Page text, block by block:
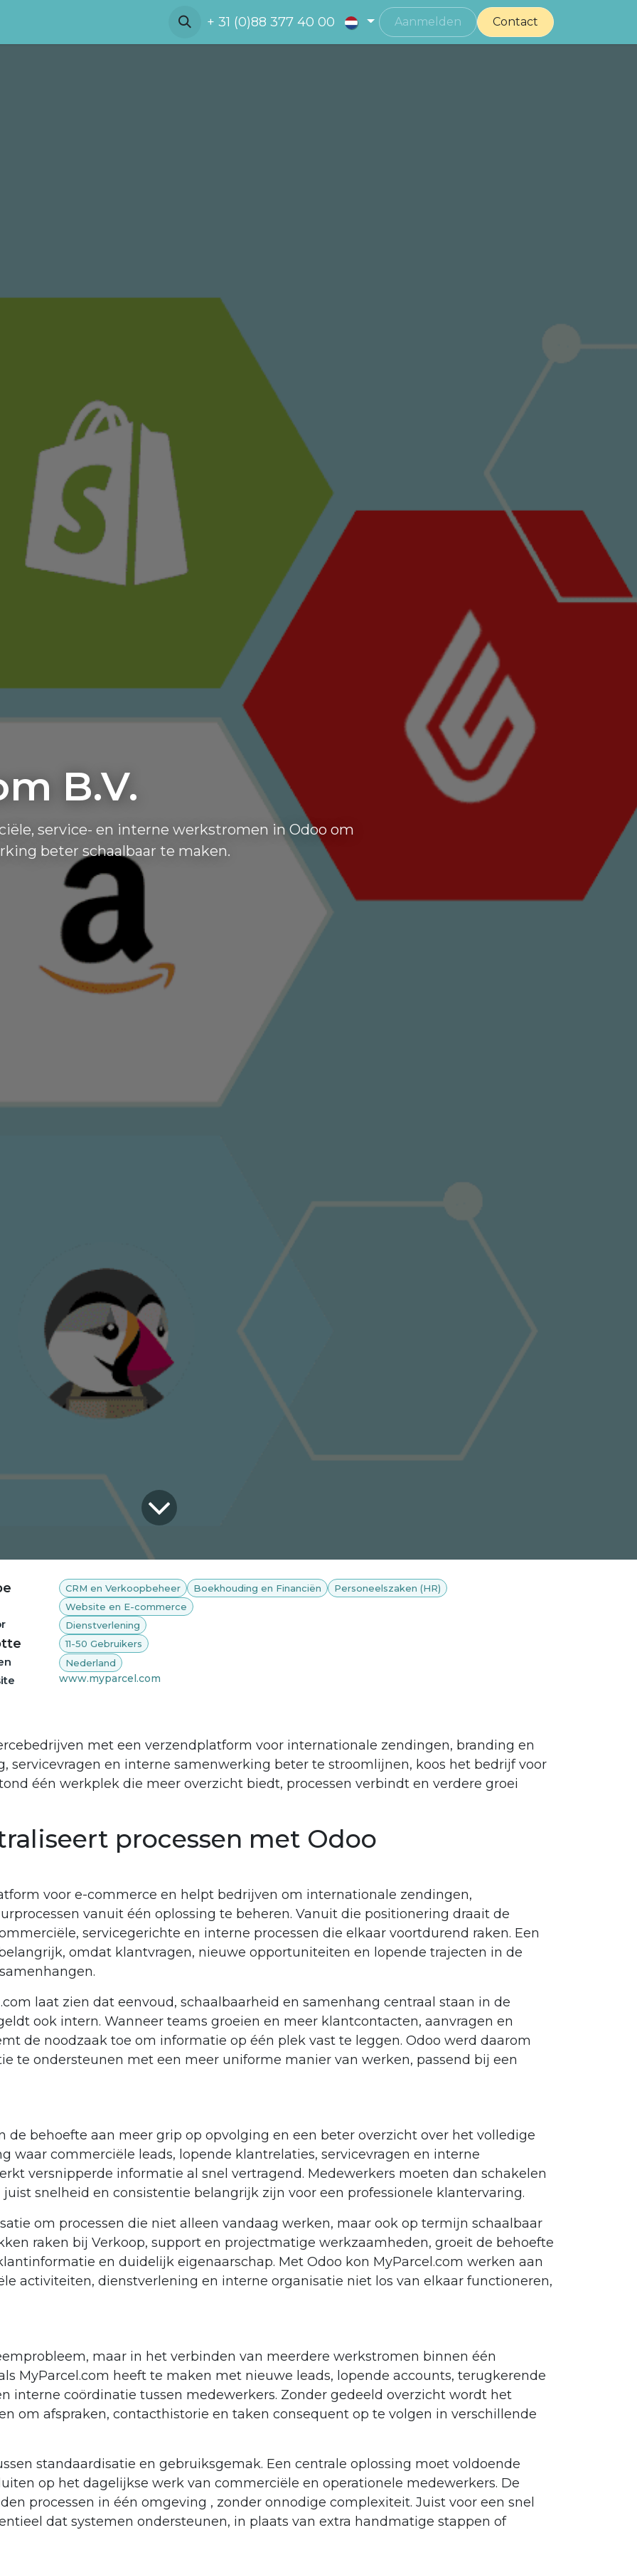
Over ons + 31 (0)88 377 40 00 Aanmelden Contact
B.V.
service- en interne werkstromen in Odoo om
beter schaalbaar te maken.
CRM en Verkoopbeheer Boekhouding en Financiën
Personeelszaken (HR)
Website en E-commerce
Dienstverlening
11-50 Gebruikers
Nederland
www.myparcel.com
met een verzendplatform voor internationale zendingen, branding en
servicevragen en interne samenwerking beter te stroomlijnen, koos het bedrijf voor
één werkplek die meer overzicht biedt, processen verbindt en verdere groei
processen met Odoo
voor e-commerce en helpt bedrijven om internationale zendingen,
vanuit één oplossing te beheren. Vanuit die positionering draait de
servicegerichte en interne processen die elkaar voortdurend raken. Een
omdat klantvragen, nieuwe opportuniteiten en lopende trajecten in de
laat zien dat eenvoud, schaalbaarheid en samenhang centraal staan in de
ook intern. Wanneer teams groeien en meer klantcontacten, aanvragen en
de noodzaak toe om informatie op één plek vast te leggen. Odoo werd daarom
te ondersteunen met een meer uniforme manier van werken, passend bij een
de behoefte aan meer grip op opvolging en een beter overzicht over het volledige
waar commerciële leads, lopende klantrelaties, servicevragen en interne
versnipperde informatie al snel vertragend. Medewerkers moeten dan schakelen
snelheid en consistentie belangrijk zijn voor een professionele klantervaring.
om processen die niet alleen vandaag werken, maar ook op termijn schaalbaar
raken bij Verkoop, support en projectmatige werkzaamheden, groeit de behoefte
en duidelijk eigenaarschap. Met Odoo kon MyParcel.com werken aan
activiteiten, dienstverlening en interne organisatie niet los van elkaar functioneren,
maar in het verbinden van meerdere werkstromen binnen één
MyParcel.com heeft te maken met nieuwe leads, lopende accounts, terugkerende
interne coördinatie tussen medewerkers. Zonder gedeeld overzicht wordt het
om afspraken, contacthistorie en taken consequent op te volgen in verschillende
standaardisatie en gebruiksgemak. Een centrale oplossing moet voldoende
op het dagelijkse werk van commerciële en operationele medewerkers. De
processen in één omgeving , zonder onnodige complexiteit. Juist voor een snel
dat systemen ondersteunen, in plaats van extra handmatige stappen of